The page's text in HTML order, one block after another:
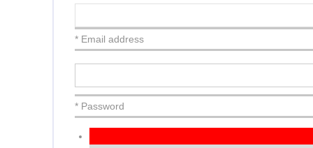
* Email address
* Password